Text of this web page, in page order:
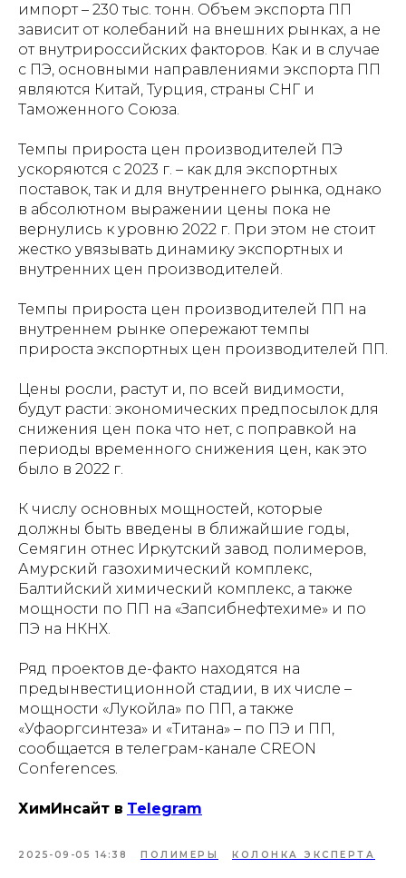
импорт – 230 тыс. тонн. Объем экспорта ПП
зависит от колебаний на внешних рынках, а не
от внутрироссийских факторов. Как и в случае
с ПЭ, основными направлениями экспорта ПП
являются Китай, Турция, страны СНГ и
Таможенного Союза.
Темпы прироста цен производителей ПЭ
ускоряются с 2023 г. – как для экспортных
поставок, так и для внутреннего рынка, однако
в абсолютном выражении цены пока не
вернулись к уровню 2022 г. При этом не стоит
жестко увязывать динамику экспортных и
внутренних цен производителей.
Темпы прироста цен производителей ПП на
внутреннем рынке опережают темпы
прироста экспортных цен производителей ПП.
Цены росли, растут и, по всей видимости,
будут расти: экономических предпосылок для
снижения цен пока что нет, с поправкой на
периоды временного снижения цен, как это
было в 2022 г.
К числу основных мощностей, которые
должны быть введены в ближайшие годы,
Семягин отнес Иркутский завод полимеров,
Амурский газохимический комплекс,
Балтийский химический комплекс, а также
мощности по ПП на «Запсибнефтехиме» и по
ПЭ на НКНХ.
Ряд проектов де-факто находятся на
предынвестиционной стадии, в их числе –
мощности «Лукойла» по ПП, а также
«Уфаоргсинтеза» и «Титана» – по ПЭ и ПП,
сообщается в телеграм-канале CREON
Conferences.
ХимИнсайт в Telegram
2025-09-05 14:38 ПОЛИМЕРЫ КОЛОНКА ЭКСПЕРТА